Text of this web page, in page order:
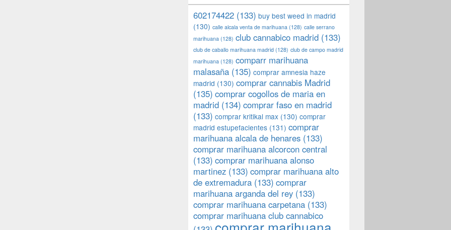
602174422 (133) buy best weed in madrid
(130) calle alcala venta de marihuana (128) calle serrano
marihuana (128) club cannabico madrid (133)
club de caballo marihuana madrid (128) club de campo madrid
marihuana (128) comparr marihuana
malasaña (135) comprar amnesia haze
madrid (130) comprar cannabis Madrid
(135) comprar cogollos de maria en
madrid (134) comprar faso en madrid
(133) comprar kritikal max (130) comprar
madrid estupefacientes (131) comprar
marihuana alcala de henares (133)
comprar marihuana alcorcon central
(133) comprar marihuana alonso
martinez (133) comprar marihuana alto
de extremadura (133) comprar
marihuana arganda del rey (133)
comprar marihuana carpetana (133)
comprar marihuana club cannabico